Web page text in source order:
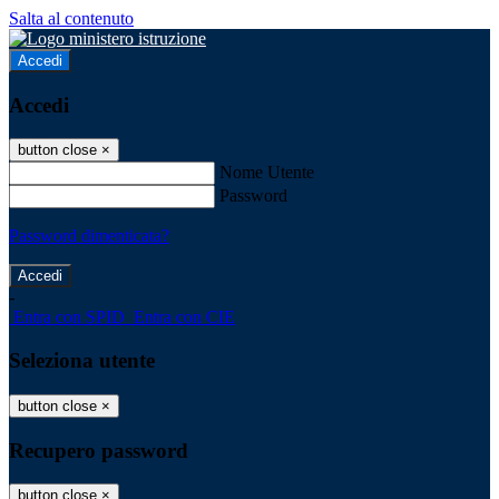
Salta al contenuto
Accedi
Accedi
button close ×
Nome Utente
Password
Password dimenticata?
-
Entra con SPID Entra con CIE
Seleziona utente
button close ×
Recupero password
button close ×